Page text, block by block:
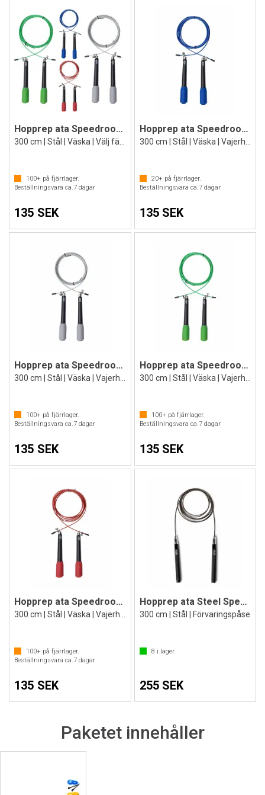
Hopprep ata Speedroope Colored
100+ på fjärrlager.
Beställningsvara ca.7 dagar
135 SEK
Hopprep ata Speedroope Colored Blå
20+på fjärrlager.
Beställningsvara ca.7dagar
135 SEK
Hopprep ata Speedroope Colored Grå
100+ på fjärrlager.
Beställningsvara ca.7 dagar
135 SEK
Hopprep ata Speedroope Colored Grön
100+på fjärrlager.
Beställningsvara ca.7dagar
135 SEK
Hopprep ata Speedroope Colored Röd
100+ på fjärrlager.
Beställningsvara ca.7 dagar
135 SEK
Hopprep ata Steel Speedrope
300 cm | Stål | Förvaringspåse
8 i lager
255 SEK
Paketet innehåller